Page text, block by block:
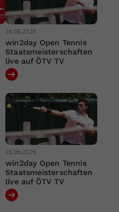
28.06.2026
win2day Open Tennis
Staatsmeisterschaften
live auf ÖTV TV
28.06.2026
win2day Open Tennis
Staatsmeisterschaften
live auf ÖTV TV